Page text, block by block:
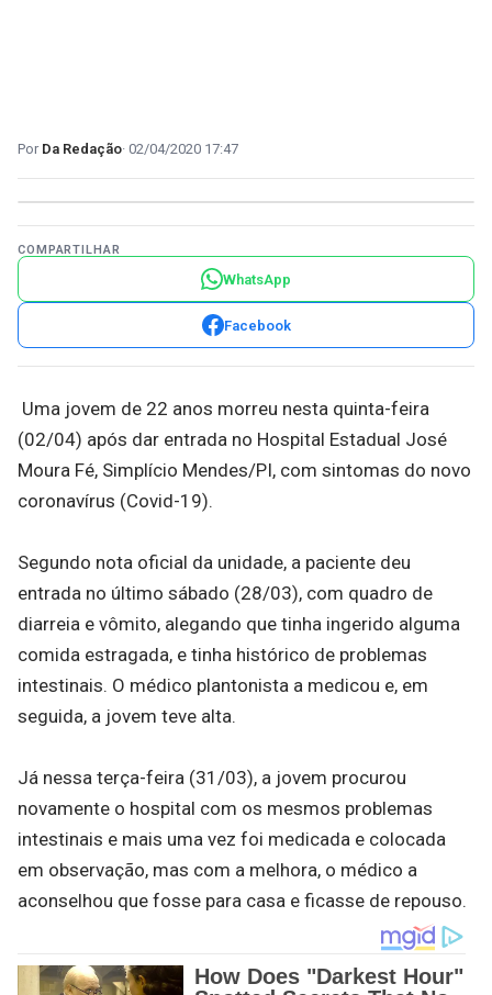
Da Redação 02/04/2020 17:47
COMPARTILHAR
WhatsApp
Facebook
Uma jovem de 22 anos morreu nesta quinta-feira
(02/04) após dar entrada no Hospital Estadual José
Moura Fé, Simplício Mendes/PI, com sintomas do novo
coronavírus (Covid-19).
Segundo nota oficial da unidade, a paciente deu
entrada no último sábado (28/03), com quadro de
diarreia e vômito, alegando que tinha ingerido alguma
comida estragada, e tinha histórico de problemas
intestinais. O médico plantonista a medicou e, em
seguida, a jovem teve alta.
Já nessa terça-feira (31/03), a jovem procurou
novamente o hospital com os mesmos problemas
intestinais e mais uma vez foi medicada e colocada
em observação, mas com a melhora, o médico a
aconselhou que fosse para casa e ficasse de repouso.